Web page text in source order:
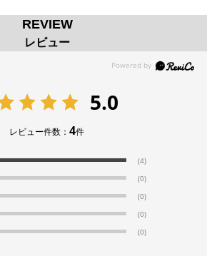
REVIEW
レビュー
5.0
レビュー件数：4件
(4)
(0)
(0)
(0)
(0)